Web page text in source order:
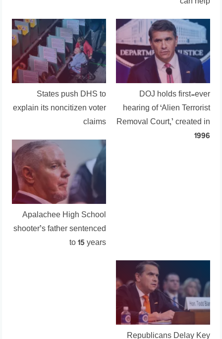
DOJ holds first-ever
hearing of ‘Alien Terrorist
Removal Court,’ created in
1996
States push DHS to
explain its noncitizen voter
claims
Apalachee High School
shooter’s father sentenced
to 15 years